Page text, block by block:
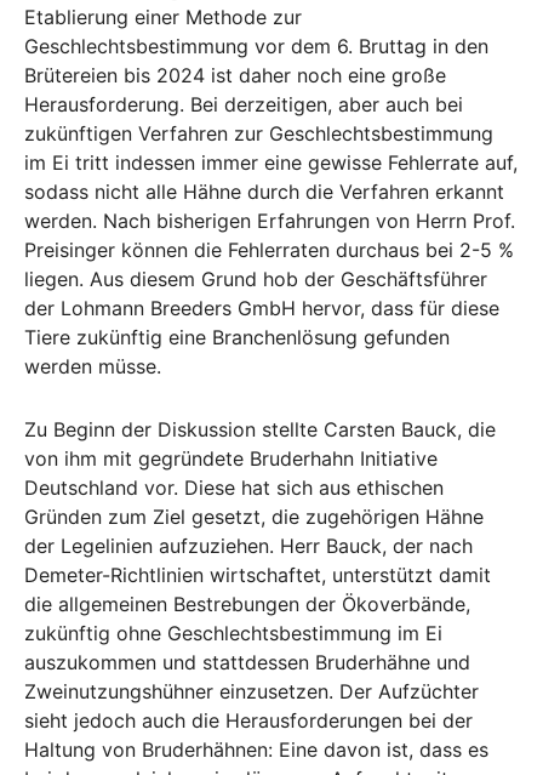
Etablierung einer Methode zur
Geschlechtsbestimmung vor dem 6. Bruttag in den
Brütereien bis 2024 ist daher noch eine große
Herausforderung. Bei derzeitigen, aber auch bei
zukünftigen Verfahren zur Geschlechtsbestimmung
im Ei tritt indessen immer eine gewisse Fehlerrate auf,
sodass nicht alle Hähne durch die Verfahren erkannt
werden. Nach bisherigen Erfahrungen von Herrn Prof.
Preisinger können die Fehlerraten durchaus bei 2-5 %
liegen. Aus diesem Grund hob der Geschäftsführer
der Lohmann Breeders GmbH hervor, dass für diese
Tiere zukünftig eine Branchenlösung gefunden
werden müsse.
Zu Beginn der Diskussion stellte Carsten Bauck, die
von ihm mit gegründete Bruderhahn Initiative
Deutschland vor. Diese hat sich aus ethischen
Gründen zum Ziel gesetzt, die zugehörigen Hähne
der Legelinien aufzuziehen. Herr Bauck, der nach
Demeter-Richtlinien wirtschaftet, unterstützt damit
die allgemeinen Bestrebungen der Ökoverbände,
zukünftig ohne Geschlechtsbestimmung im Ei
auszukommen und stattdessen Bruderhähne und
Zweinutzungshühner einzusetzen. Der Aufzüchter
sieht jedoch auch die Herausforderungen bei der
Haltung von Bruderhähnen: Eine davon ist, dass es